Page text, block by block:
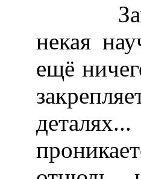
некая
ещё